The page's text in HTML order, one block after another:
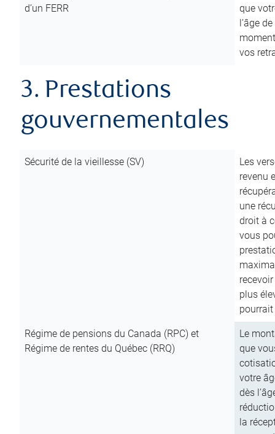
d’un FERR
que
l’âge
vos
3. Prestations
gouvernementales
Sécurité de la vieillesse (SV)
Les
revenu
une
droit à
vous
plus
Régime de pensions du Canada (RPC) et
Régime de rentes du Québec (RRQ)
Le
que
votre
dès
la